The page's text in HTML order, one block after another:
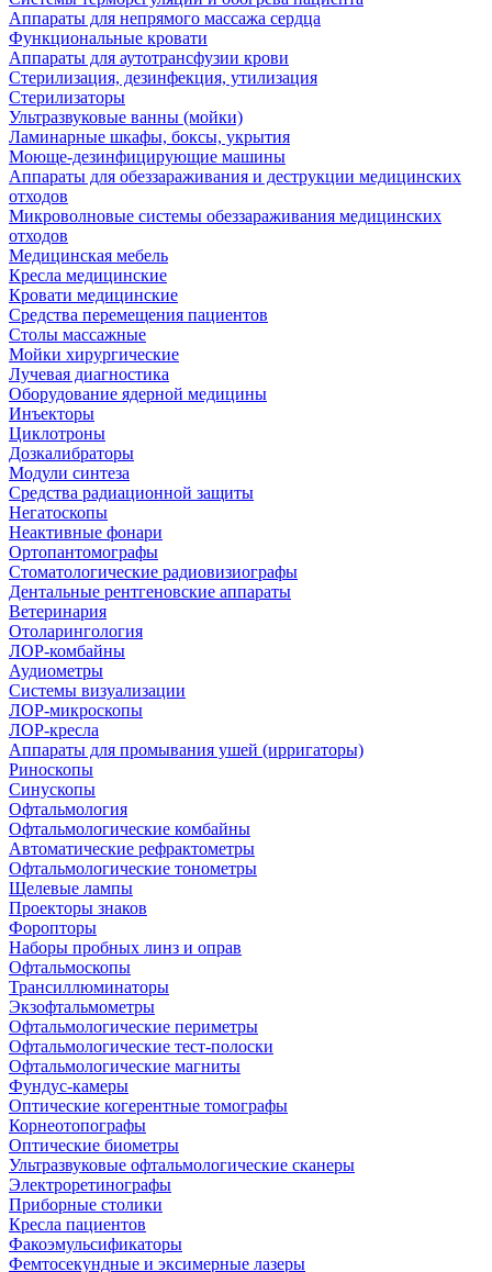
Аппараты для непрямого массажа сердца
Функциональные кровати
Аппараты для аутотрансфузии крови
Стерилизация, дезинфекция, утилизация
Стерилизаторы
Ультразвуковые ванны (мойки)
Ламинарные шкафы, боксы, укрытия
Моюще-дезинфицирующие машины
Аппараты для обеззараживания и деструкции медицинских
отходов
Микроволновые системы обеззараживания медицинских
отходов
Медицинская мебель
Кресла медицинские
Кровати медицинские
Средства перемещения пациентов
Столы массажные
Мойки хирургические
Лучевая диагностика
Оборудование ядерной медицины
Инъекторы
Циклотроны
Дозкалибраторы
Модули синтеза
Средства радиационной защиты
Негатоскопы
Неактивные фонари
Ортопантомографы
Стоматологические радиовизиографы
Дентальные рентгеновские аппараты
Ветеринария
Отоларингология
ЛОР-комбайны
Аудиометры
Системы визуализации
ЛОР-микроскопы
ЛОР-кресла
Аппараты для промывания ушей (ирригаторы)
Риноскопы
Синускопы
Офтальмология
Офтальмологические комбайны
Автоматические рефрактометры
Офтальмологические тонометры
Щелевые лампы
Проекторы знаков
Форопторы
Наборы пробных линз и оправ
Офтальмоскопы
Трансиллюминаторы
Экзофтальмометры
Офтальмологические периметры
Офтальмологические тест-полоски
Офтальмологические магниты
Фундус-камеры
Оптические когерентные томографы
Корнеотопографы
Оптические биометры
Ультразвуковые офтальмологические сканеры
Электроретинографы
Приборные столики
Кресла пациентов
Факоэмульсификаторы
Фемтосекундные и эксимерные лазеры